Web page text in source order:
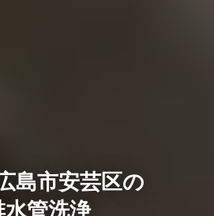
島市安芸区の
水管洗浄